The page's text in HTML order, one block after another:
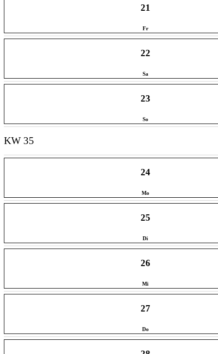
21
Fr
22
Sa
23
So
KW 35
24
Mo
25
Di
26
Mi
27
Do